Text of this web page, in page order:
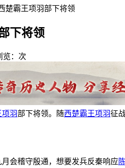
楚霸王项羽部下将领
下将领
览： 次
项羽部下将领。随西楚霸王项羽征
会稽守殷通，想要发兵反秦响应